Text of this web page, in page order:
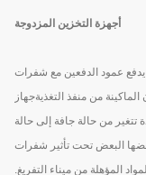
أجهزة التخزين المزدوجة
يدفع عمود الدفعين مع شفرات
من منفذ التغذيةجهاز
تتغير من حالة جافة إلى حالة
البعض تحت تأثير شفرات
المؤهلة من ميناء التفريغ.